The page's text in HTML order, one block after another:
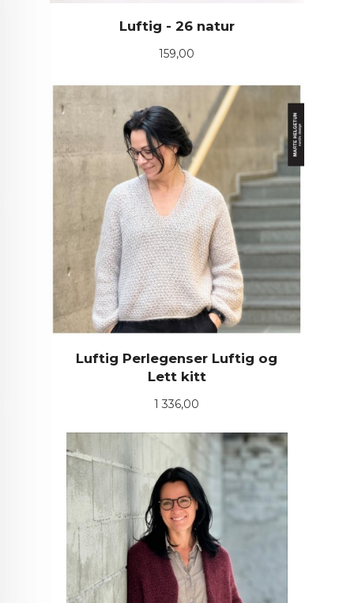
Luftig - 26 natur
Pris
159,00
Luftig Perlegenser Luftig og
Lett kitt
Pris
1 336,00